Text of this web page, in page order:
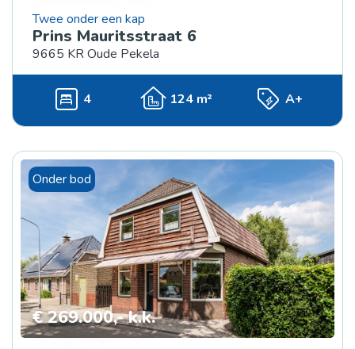
Twee onder een kap
Prins Mauritsstraat 6
9665 KR Oude Pekela
4 124 m² A+
Onder bod
€ 269.000,- k.k.